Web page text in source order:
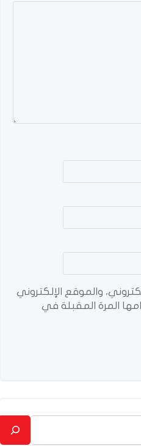
والموقع الإلكتروني
المرة المقبلة في